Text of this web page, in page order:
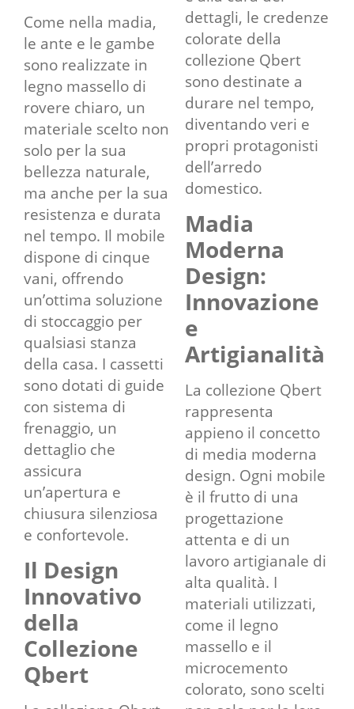
Come nella madia,
le ante e le gambe
sono realizzate in
legno massello di
rovere chiaro, un
materiale scelto non
solo per la sua
bellezza naturale,
ma anche per la sua
resistenza e durata
nel tempo. Il mobile
dispone di cinque
vani, offrendo
un’ottima soluzione
di stoccaggio per
qualsiasi stanza
della casa. I cassetti
sono dotati di guide
con sistema di
frenaggio, un
dettaglio che
assicura
un’apertura e
chiusura silenziosa
e confortevole.
Il Design
Innovativo
della
Collezione
Qbert
dettagli, le credenze
colorate della
collezione Qbert
sono destinate a
durare nel tempo,
diventando veri e
propri protagonisti
dell’arredo
domestico.
Madia
Moderna
Design:
Innovazione
e
Artigianalità
La collezione Qbert
rappresenta
appieno il concetto
di media moderna
design. Ogni mobile
è il frutto di una
progettazione
attenta e di un
lavoro artigianale di
alta qualità. I
materiali utilizzati,
come il legno
massello e il
microcemento
colorato, sono scelti